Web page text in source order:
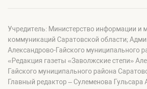
Учредитель: Министерство информации и
коммуникаций Саратовской области;
Александрово-Гайского муниципального
«Редакция газеты «Заволжские степи»
Гайского муниципального района
Главный редактор – Сулеменова Гульсара